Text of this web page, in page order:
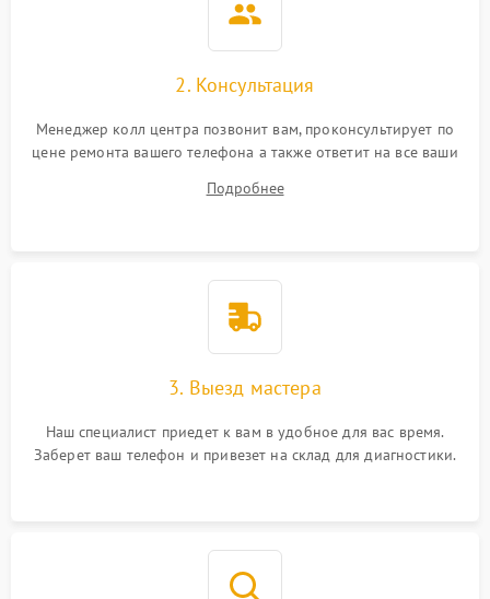
2. Консультация
Менеджер колл центра позвонит вам, проконсультирует по
цене ремонта вашего телефона а также ответит на все ваши
Подробнее
3. Выезд мастера
Наш специалист приедет к вам в удобное для вас время.
Заберет ваш телефон и привезет на склад для диагностики.